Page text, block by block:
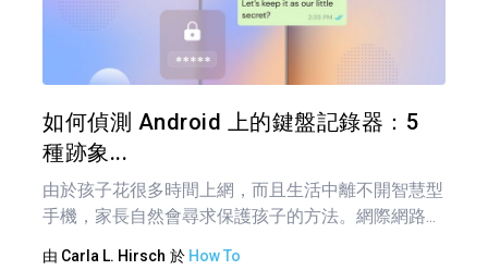
如何偵測 Android 上的鍵盤記錄器：5
種跡象...
由於孩子花很多時間上網，而且生活中離不開智慧型
手機，家長自然會尋求保護孩子的方法。網際網路...
由 Carla L. Hirsch 於 How To